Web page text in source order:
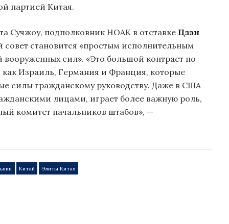
партией Китая.
Сучжоу, подполковник НОАК в отставке Цзэн
совет становится «простым исполнительным
сил». «Это большой контраст по
Израиль, Германия и Франция, которые
силы гражданскому руководству. Даже в США
лицами, играет более важную роль,
комитет начальников штабов», —
Китай Элиты Китая